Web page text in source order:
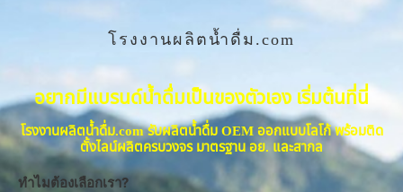
โรงงานผลิตน้ำดื่ม.com
อยากมีแบรนด์น้ำดื่มเป็นของตัวเอง เริ่มต้นที่นี่
โรงงานผลิตน้ำดื่ม.com รับผลิตน้ำดื่ม OEM ออกแบบโลโก้ พร้อมติด
ตั้งไลน์ผลิตครบวงจร มาตรฐาน อย. และสากล
ทำไมต้องเลือกเรา?